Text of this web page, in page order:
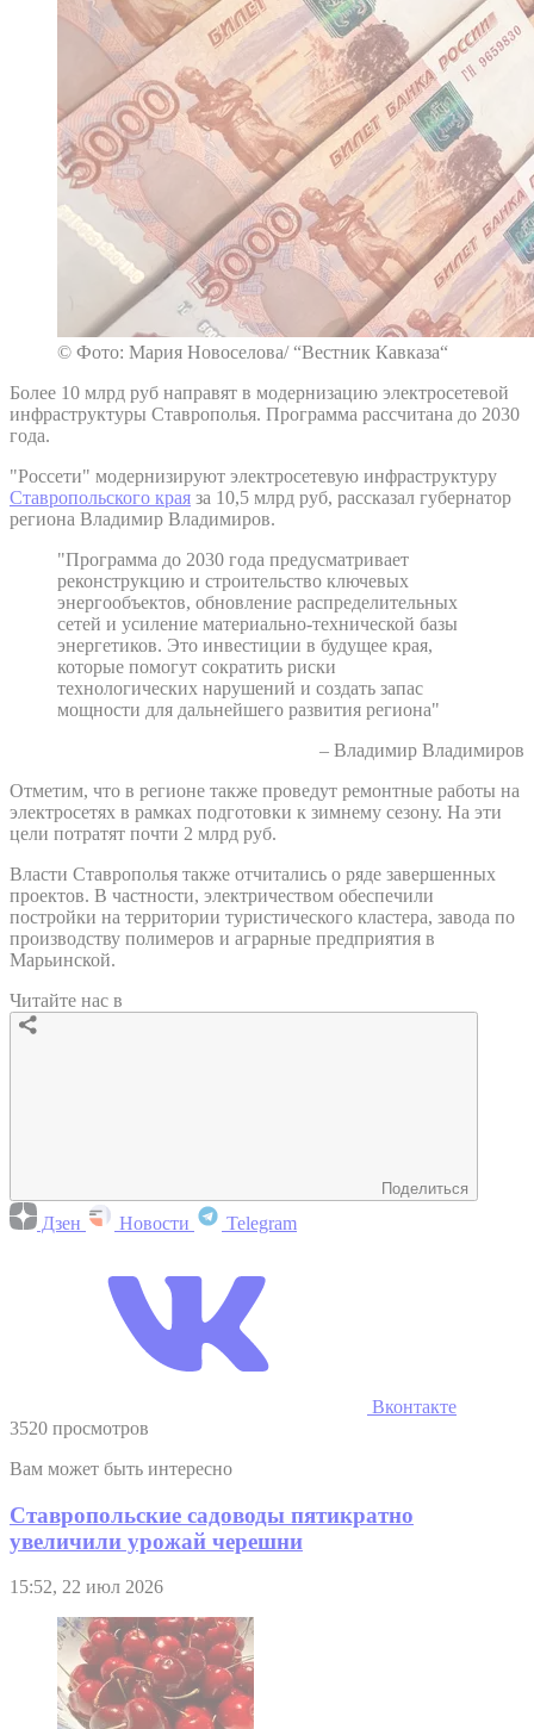
© Фото: Мария Новоселова/ “Вестник Кавказа“
Более 10 млрд руб направят в модернизацию электросетевой
инфраструктуры Ставрополья. Программа рассчитана до 2030
года.
"Россети" модернизируют электросетевую инфраструктуру
Ставропольского края за 10,5 млрд руб, рассказал губернатор
региона Владимир Владимиров.
"Программа до 2030 года предусматривает
реконструкцию и строительство ключевых
энергообъектов, обновление распределительных
сетей и усиление материально-технической базы
энергетиков. Это инвестиции в будущее края,
которые помогут сократить риски
технологических нарушений и создать запас
мощности для дальнейшего развития региона"
– Владимир Владимиров
Отметим, что в регионе также проведут ремонтные работы на
электросетях в рамках подготовки к зимнему сезону. На эти
цели потратят почти 2 млрд руб.
Власти Ставрополья также отчитались о ряде завершенных
проектов. В частности, электричеством обеспечили
постройки на территории туристического кластера, завода по
производству полимеров и аграрные предприятия в
Марьинской.
Читайте нас в
Поделиться
Дзен Новости Telegram
Вконтакте
3520 просмотров
Вам может быть интересно
Ставропольские садоводы пятикратно
увеличили урожай черешни
15:52, 22 июл 2026